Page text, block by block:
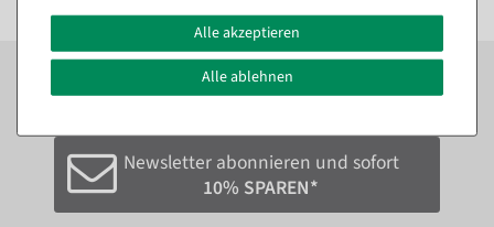
Zum Newsletter anmelden und sofort10%bei der
nächsten Bestellung sparen.*
Newsletter abonnieren und sofort
10% SPAREN*
Alle akzeptieren
Alle ablehnen